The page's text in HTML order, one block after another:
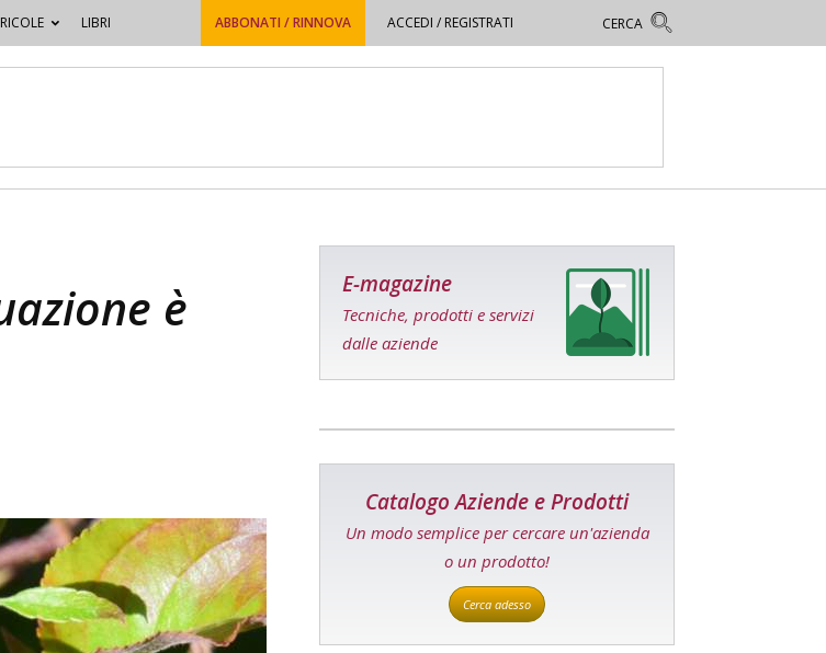
LIBRI ABBONATI / RINNOVA ACCEDI / REGISTRATI
è
E-magazine
Tecniche, prodotti e servizi
dalle aziende
Catalogo Aziende e Prodotti
Un modo semplice per cercare un'azienda
o un prodotto!
Cerca adesso